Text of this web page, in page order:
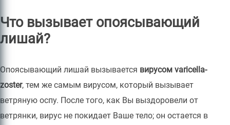
Что вызывает опоясывающий
лишай?
Опоясывающий лишай вызывается вирусом varicella-
zoster, тем же самым вирусом, который вызывает
ветряную оспу. После того, как Вы выздоровели от
ветрянки, вирус не покидает Ваше тело; он остается в